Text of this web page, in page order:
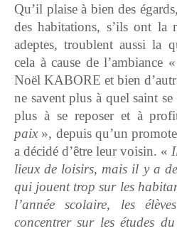
Qu’il plaise à bien des
des habitations, s’ils ont la
adeptes, troublent aussi la
cela à cause de l’ambiance «
Noël KABORE et bien
ne savent plus à quel saint
plus à se reposer et à
paix», depuis qu’un
a décidé d’être leur voisin. «
lieux de loisirs, mais il y a
qui jouent trop sur les
l’année scolaire, les
concentrer sur les études